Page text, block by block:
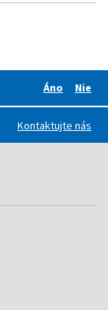
Áno
Nie
Kontaktujte nás